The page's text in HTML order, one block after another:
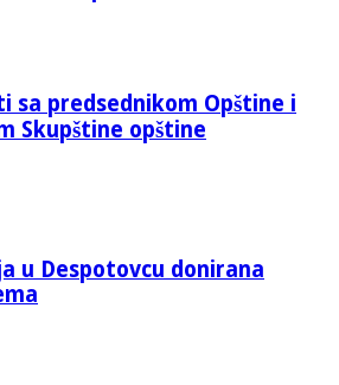
sa predsednikom Opštine i
Skupštine opštine
u Despotovcu donirana